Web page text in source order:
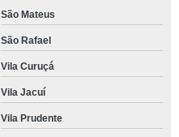
São Mateus
São Rafael
Vila Curuçá
Vila Jacuí
Vila Prudente